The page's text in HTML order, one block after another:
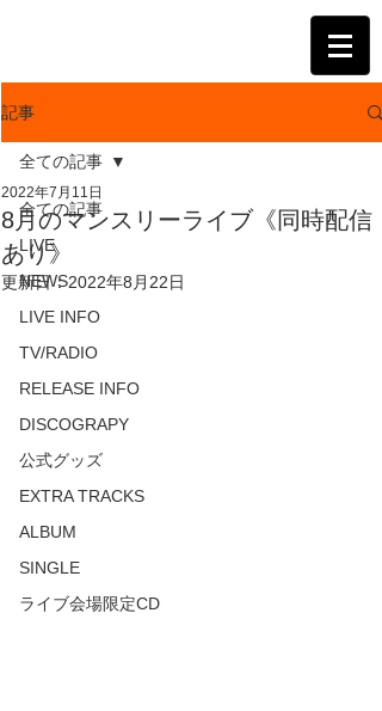
記事
全ての記事
LIVE
NEWS
LIVE INFO
TV/RADIO
RELEASE INFO
DISCOGRAPY
公式グッズ
EXTRA TRACKS
ALBUM
SINGLE
ライブ会場限定CD
全ての記事
8月のマンスリーライブ《同時配信
あり》
2022年7月11日
更新日：2022年8月22日